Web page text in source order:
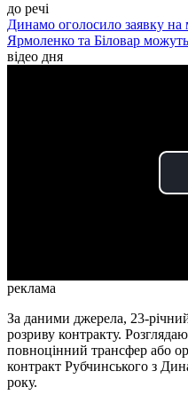
до речі
Динамо оголосило заявку
Ярмоленко та Біловар можуть
відео дня
реклама
За даними джерела, 23-
розриву контракту.
повноцінний трансфер або
контракт Рубчинського з
року.